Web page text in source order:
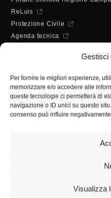
Gestisci
Per fornire le migliori esperienze,
memorizzare e/o accedere alle
queste tecnologie ci permetterà di
navigazione o ID unici su questo
consenso può influire
Visualizza
ReLuis
Protezione Civile
Agenda tecnica
ORARI DI APERTURA
10:00 - 12:00
Martedì - Giovedì:
10:00 - 12:00 / 14:30 - 16:30
SEGRETERIA